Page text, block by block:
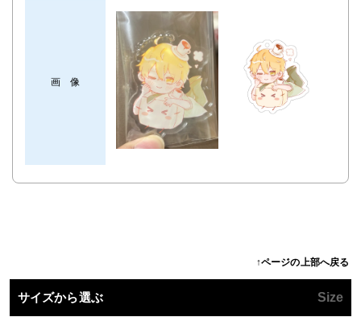
サイズから選ぶ Size
画 像
↑ページの上部へ戻る